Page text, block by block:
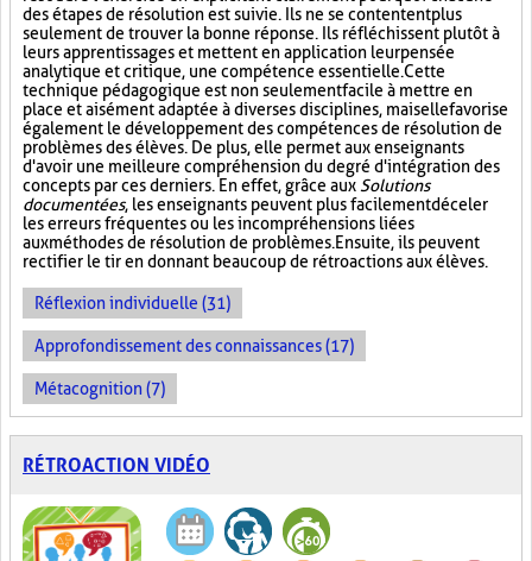
des étapes de résolution est suivie. Ils ne se contentent plus
seulement de trouver la bonne réponse. Ils réfléchissent plutôt à
leurs apprentissages et mettent en application leur pensée
analytique et critique, une compétence essentielle. Cette
technique pédagogique est non seulement facile à mettre en
place et aisément adaptée à diverses disciplines, mais elle favorise
également le développement des compétences de résolution de
problèmes des élèves. De plus, elle permet aux enseignants
d'avoir une meilleure compréhension du degré d'intégration des
concepts par ces derniers. En effet, grâce aux Solutions
documentées, les enseignants peuvent plus facilement déceler
les erreurs fréquentes ou les incompréhensions liées
aux méthodes de résolution de problèmes. Ensuite, ils peuvent
rectifier le tir en donnant beaucoup de rétroactions aux élèves.
Réflexion individuelle (31)
Approfondissement des connaissances (17)
Métacognition (7)
RÉTROACTION VIDÉO